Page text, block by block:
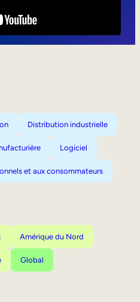
Distribution industrielle
Logiciel
et aux consommateurs
Amérique du Nord
Global